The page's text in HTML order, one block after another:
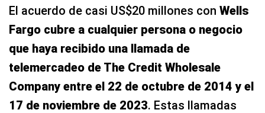
El acuerdo de casi US$20 millones con Wells
Fargo cubre a cualquier persona o negocio
que haya recibido una llamada de
telemercadeo de The Credit Wholesale
Company entre el 22 de octubre de 2014 y el
17 de noviembre de 2023. Estas llamadas